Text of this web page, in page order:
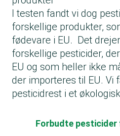
I testen fandt vi dog
forskellige produkter,
fødevare i EU. Det
forskellige pesticider,
EU og som heller ikke
der importeres til EU. Vi
pesticidrest i et
Forbudte